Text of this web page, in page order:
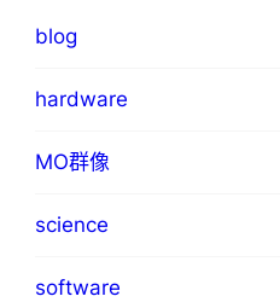
blog
hardware
MO群像
science
software